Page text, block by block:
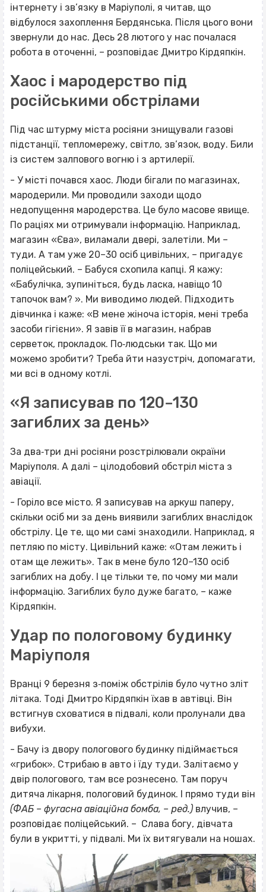
інтернету і зв’язку в Маріуполі, я читав, що
відбулося захоплення Бердянська. Після цього вони
звернули до нас. Десь 28 лютого у нас почалася
робота в оточенні, – розповідає Дмитро Кірдяпкін.
Хаос і мародерство під
російськими обстрілами
Під час штурму міста росіяни знищували газові
підстанції, тепломережу, світло, зв’язок, воду. Били
із систем залпового вогню і з артилерії.
- У місті почався хаос. Люди бігали по магазинах,
мародерили. Ми проводили заходи щодо
недопущення мародерства. Це було масове явище.
По раціях ми отримували інформацію. Наприклад,
магазин «Єва», виламали двері, залетіли. Ми –
туди. А там уже 20–30 осіб цивільних, – пригадує
поліцейський. – Бабуся схопила капці. Я кажу:
«Бабулічка, зупиніться, будь ласка, навіщо 10
тапочок вам? ». Ми виводимо людей. Підходить
дівчинка і каже: «В мене жіноча історія, мені треба
засоби гігієни». Я завів її в магазин, набрав
серветок, прокладок. По‐людськи так. Що ми
можемо зробити? Треба йти назустріч, допомагати,
ми всі в одному котлі.
«Я записував по 120–130
загиблих за день»
За два‐три дні росіяни розстрілювали окраїни
Маріуполя. А далі – цілодобовий обстріл міста з
авіації.
- Горіло все місто. Я записував на аркуш паперу,
скільки осіб ми за день виявили загиблих внаслідок
обстрілу. Це те, що ми самі знаходили. Наприклад, я
петляю по місту. Цивільний каже: «Отам лежить і
отам ще лежить». Так в мене було 120–130 осіб
загиблих на добу. І це тільки те, по чому ми мали
інформацію. Загиблих було дуже багато, – каже
Кірдяпкін.
Удар по пологовому будинку
Маріуполя
Вранці 9 березня з‐поміж обстрілів було чутно зліт
літака. Тоді Дмитро Кірдяпкін їхав в автівці. Він
встигнув сховатися в підвалі, коли пролунали два
вибухи.
- Бачу із двору пологового будинку підіймається
«грибок». Стрибаю в авто і їду туди. Залітаємо у
двір пологового, там все рознесено. Там поруч
дитяча лікарня, пологовий будинок. І прямо туди він
(ФАБ – фугасна авіаційна бомба, – ред.) влучив, –
розповідає поліцейський. – Слава богу, дівчата
були в укритті, у підвалі. Ми їх витягували на ношах.